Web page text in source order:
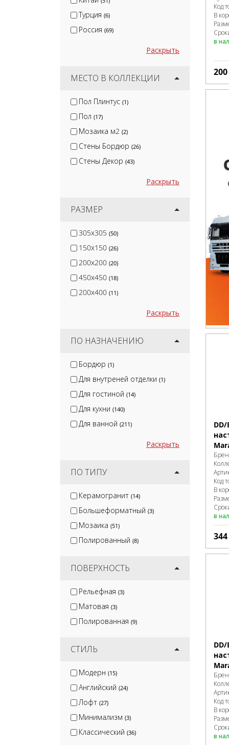
Турция (6)
Россия (69)
Раскрыть
МЕСТО В КОЛЛЕКЦИИ
Пол Плинтус (1)
Пол (17)
Мозаика м2 (2)
Стены Бордюр (26)
Стены Декор (43)
Раскрыть
РАЗМЕР
305x305 (50)
150x150 (26)
200x200 (20)
450x450 (18)
200x400 (11)
Раскрыть
ПО НАЗНАЧЕНИЮ
Бордюр (1)
Для внутреней отделки (1)
Для гостиной (14)
Для кухни (140)
Для ванной (211)
Раскрыть
ПО ТИПУ
Керамогранит (14)
Большеформатный (3)
Мозаика (51)
Полированный (8)
ПОВЕРХНОСТЬ
Рельефная (3)
Матовая (3)
Полированная (9)
СТИЛЬ
Модерн (15)
Английский (24)
Лофт (27)
Минимализм (3)
Классический (36)
Код
В
в
200
Код
В
в
344
Код
В
в